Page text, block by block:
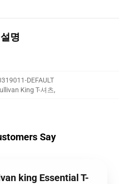
설명
DEFAULT
King T-셔츠,
Say
king Essential T-